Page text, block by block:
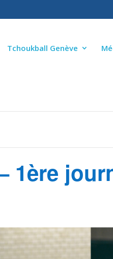
Tchoukball Genève
1ère